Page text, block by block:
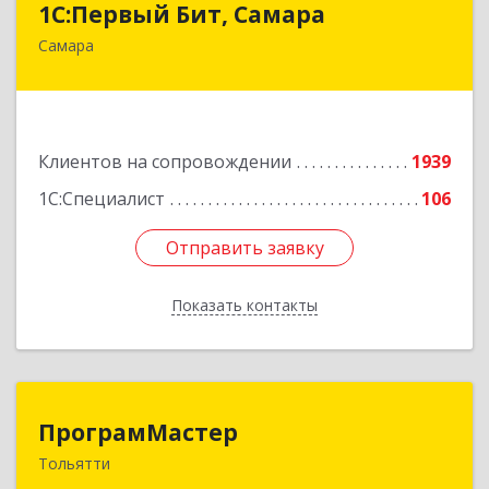
1С:Первый Бит, Самара
Самара
Клиентов на сопровождении
1939
1С:Специалист
106
Отправить заявку
Показать контакты
443013, Самарская обл, Самара г, Дачная ул,
Отправить заявку
Назад
ПрограмМастер
Тольятти